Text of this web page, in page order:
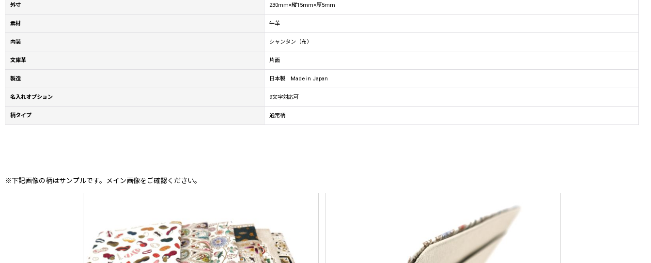
外寸 230mm×縦15mm×厚5mm
素材 牛革
内装 シャンタン（布）
文庫革 片面
製造 日本製 Made in Japan
名入れオプション 9文字対応可
柄タイプ 通常柄
※下記画像の柄はサンプルです。メイン画像をご確認ください。